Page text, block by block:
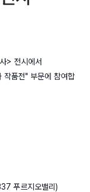
> 전시에서
품전" 부문에 참여합
푸르지오밸리)